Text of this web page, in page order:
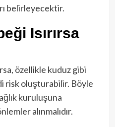
belirleyecektir.
Isırırsa
özellikle kuduz gibi
risk oluşturabilir. Böyle
kuruluşuna
alınmalıdır.